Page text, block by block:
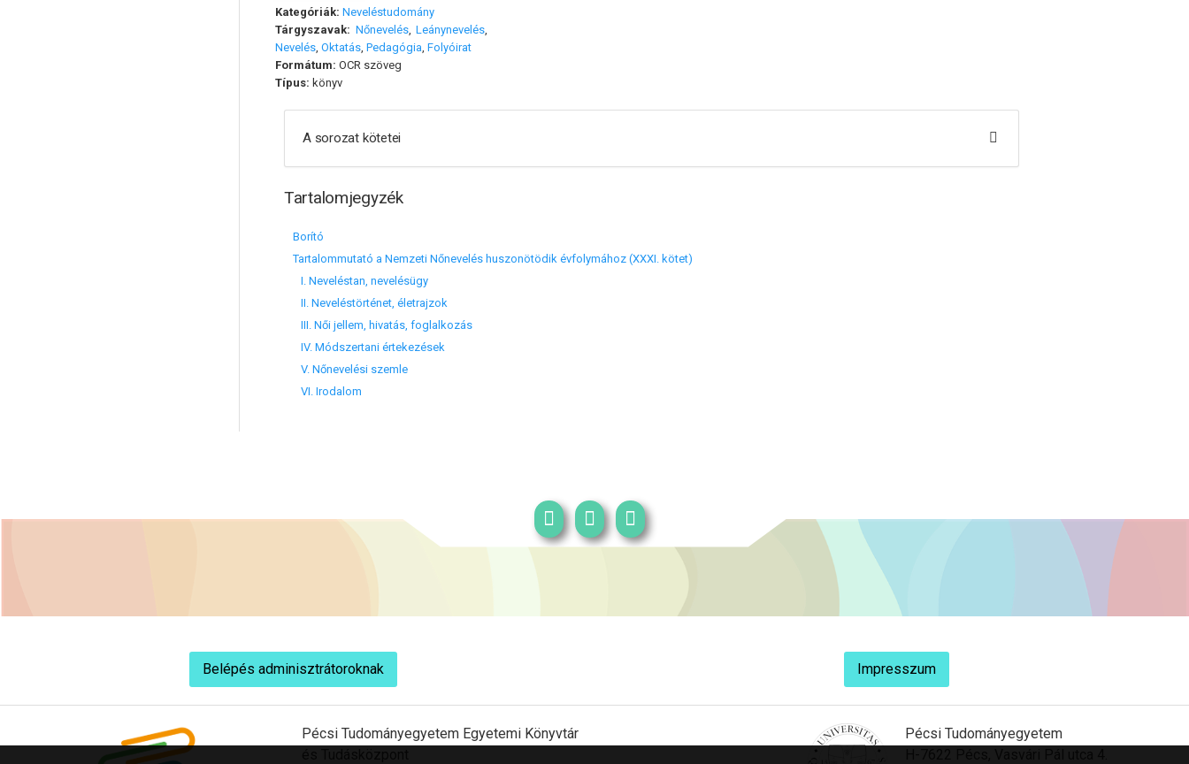
Kategóriák: Neveléstudomány
Tárgyszavak: Nőnevelés, Leánynevelés
Nevelés Oktatás Pedagógia Folyóirat
Formátum: OCR szöveg
Típus: könyv
A sorozat kötetei
Tartalomjegyzék
Borító
Tartalommutató a Nemzeti Nőnevelés huszonötödik évfolymához (XXXI. kötet)
I. Neveléstan, nevelésügy
II. Neveléstörténet, életrajzok
III. Női jellem, hivatás, foglalkozás
IV. Módszertani értekezések
V. Nőnevelési szemle
VI. Irodalom
Belépés adminisztrátoroknak Impresszum
Pécsi Tudományegyetem Egyetemi Könyvtár
Pécsi Tudományegyetem